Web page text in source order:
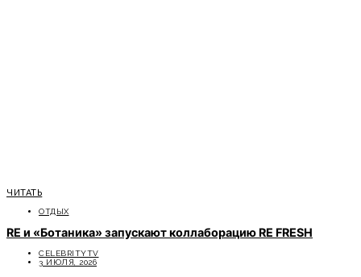
ЧИТАТЬ
ОТДЫХ
RE и «Ботаника» запускают коллаборацию RE FRESH
CELEBRITYTV
3 ИЮЛЯ, 2026